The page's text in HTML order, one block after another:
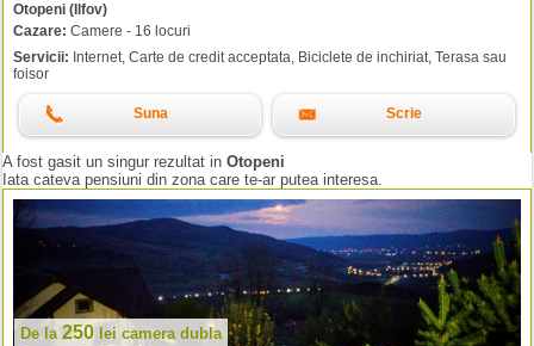
Otopeni (Ilfov)
Cazare: Camere - 16 locuri
Servicii: Internet, Carte de credit acceptata, Biciclete de inchiriat, Terasa sau
foisor
Suna Scrie
A fost gasit un singur rezultat in Otopeni
Iata cateva pensiuni din zona care te-ar putea interesa.
De la 250 lei camera dubla